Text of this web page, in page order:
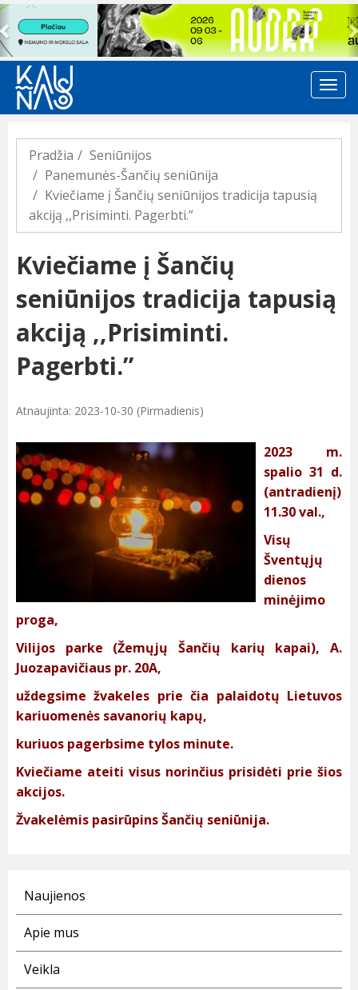
Previous
Pradžia
Seniūnijos
Panemunės-Šančių seniūnija
Kviečiame į Šančių seniūnijos tradicija tapusią
akciją ,,Prisiminti. Pagerbti.”
Kviečiame į Šančių
seniūnijos tradicija tapusią
akciją ,,Prisiminti.
Pagerbti.”
Atnaujinta: 2023-10-30 (Pirmadienis)
2023 m.
spalio 31 d.
(antradienį)
11.30 val.,
Visų
Šventųjų
dienos
minėjimo
proga,
Vilijos parke (Žemųjų Šančių karių kapai), A.
Juozapavičiaus pr. 20A,
uždegsime žvakeles prie čia palaidotų Lietuvos
kariuomenės savanorių kapų,
kuriuos pagerbsime tylos minute.
Kviečiame ateiti visus norinčius prisidėti prie šios
akcijos.
Žvakelėmis pasirūpins Šančių seniūnija.
Naujienos
Apie mus
Veikla